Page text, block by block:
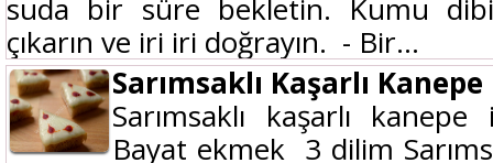
suda bir süre bekletin. Kumu
çıkarın ve iri iri doğrayın. - Bir...
Sarımsaklı Kaşarlı Kanepe
Sarımsaklı kaşarlı
Bayat ekmek 3 dilim